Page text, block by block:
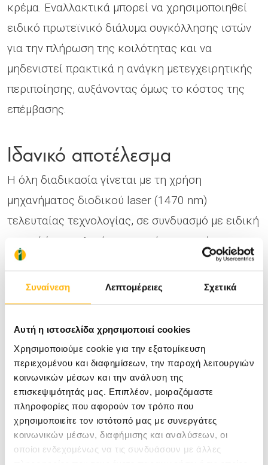
Συναίνεση Λεπτομέρειες Σχετικά
Αυτή η ιστοσελίδα χρησιμοποιεί cookies
Χρησιμοποιούμε cookie για την εξατομίκευση
περιεχομένου και διαφημίσεων, την παροχή λειτουργιών
κοινωνικών μέσων και την ανάλυση της
επισκεψιμότητάς μας. Επιπλέον, μοιραζόμαστε
πληροφορίες που αφορούν τον τρόπο που
χρησιμοποιείτε τον ιστότοπό μας με συνεργάτες
κοινωνικών μέσων, διαφήμισης και αναλύσεων, οι
οποίοι ενδεχομένως να τις συνδυάσουν με άλλες
κρέμα. Εναλλακτικά μπορεί να χρησιμοποιηθεί
ειδικό πρωτεϊνικό διάλυμα συγκόλλησης ιστών
για την πλήρωση της κοιλότητας και να
μηδενιστεί πρακτικά η ανάγκη μετεγχειρητικής
περιποίησης, αυξάνοντας όμως το κόστος της
επέμβασης.
Ιδανικό αποτέλεσμα
Η όλη διαδικασία γίνεται με τη χρήση
μηχανήματος διοδικού laser (1470 nm)
τελευταίας τεχνολογίας, σε συνδυασμό με ειδική
οπτική ίνα κυκλικής εκπομπής, τα οποία μας
δίνουν το ιδανικό αποτέλεσμα προς όφελος του
ασθενούς.
Η επέμβαση πραγματοποιείται με ημερήσια
νοσηλεία και μετεγχειρητικά οι μικροί ασθενείς
μπορούν να επιστρέψουν άμεσα στις
καθημερινές τους δραστηριότητες χωρίς πόνο,
με άψογο αισθητικό αποτέλεσμα και με ελάχιστη
μετεγχειρητική φροντίδα.